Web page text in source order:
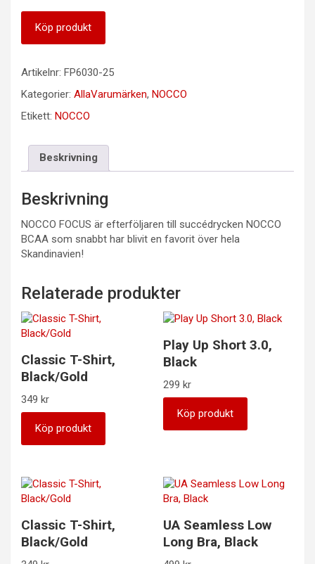
600 kr.449 kr.
Köp produkt
Artikelnr: FP6030-25
Kategorier: AllaVarumärken, NOCCO
Etikett: NOCCO
Beskrivning
Beskrivning
NOCCO FOCUS är efterföljaren till succédrycken NOCCO
BCAA som snabbt har blivit en favorit över hela
Skandinavien!
Relaterade produkter
Classic T-Shirt,
Black/Gold
349 kr
Köp produkt
Play Up Short 3.0,
Black
299 kr
Köp produkt
Classic T-Shirt,
Black/Gold
UA Seamless Low
Long Bra, Black